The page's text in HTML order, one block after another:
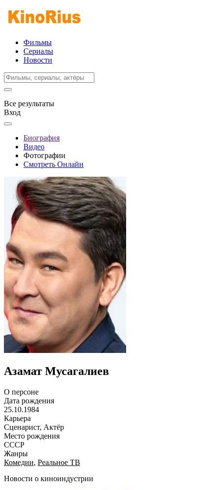
Фильмы
Сериалы
Новости
Все результаты
Вход
Биография
Видео
Фотографии
Смотреть Онлайн
Азамат Мусагалиев
О персоне
Дата рождения
25.10.1984
Карьера
Сценарист, Актёр
Место рождения
СССР
Жанры
Комедии, Реальное ТВ
Новости о киноиндустрии